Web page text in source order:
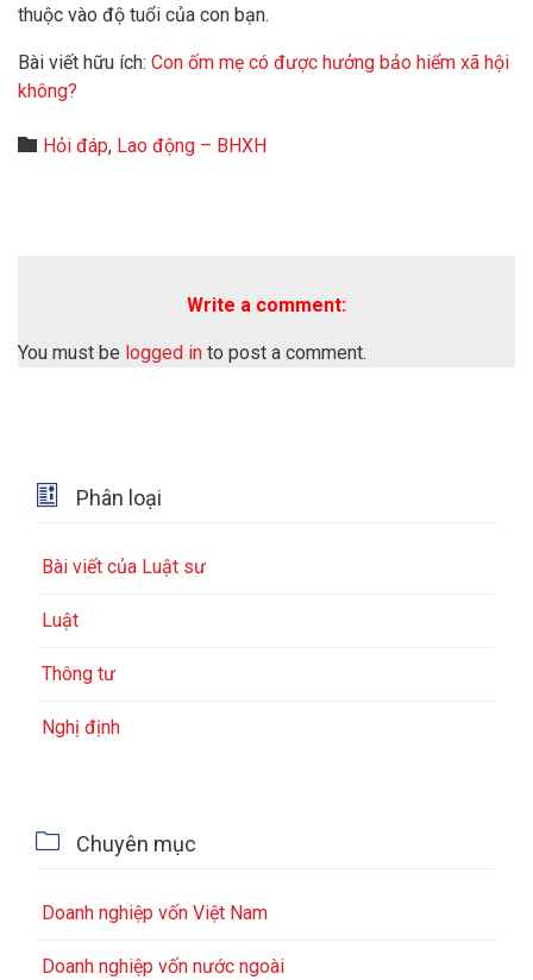
thuộc vào độ tuổi của con bạn.
Bài viết hữu ích: Con ốm mẹ có được hưởng bảo hiểm xã hội
không?
 Category
Hỏi đáp, Lao động – BHXH
Write a comment:
You must be logged in to post a comment.
 Phân loại
Bài viết của Luật sư
Luật
Thông tư
Nghị định
 Chuyên mục
Doanh nghiệp vốn Việt Nam
Doanh nghiệp vốn nước ngoài